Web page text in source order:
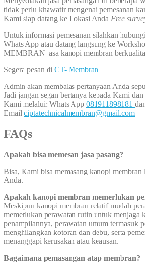
tidak perlu khawatir mengenai pemesanan
Kami siap datang ke Lokasi Anda Free
Untuk informasi pemesanan silahkan
Whats App atau datang langsung ke
MEMBRAN jasa kanopi membran
Segera pesan di CT- Membran
Admin akan membalas pertanyaan Anda
Jadi jangan segan bertanya kepada Kami
Kami melalui: Whats App 081911898181 dan
Email ciptatechnicalmembran@gmail.com
FAQs
Apakah bisa memesan jasa pasang?
Bisa, Kami bisa memasang kanopi membran
Anda.
Apakah kanopi membran memerlukan
Meskipun kanopi membran relatif mudah
memerlukan perawatan rutin untuk menjaga
penampilannya, perawatan umum termasuk
menghilangkan kotoran dan debu, serta
menanggapi kerusakan atau keausan.
Bagaimana pemasangan atap membran?